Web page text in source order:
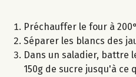
Préchauffer le four à
Séparer les blancs des
Dans un saladier, battre
150g de sucre jusqu'à ce